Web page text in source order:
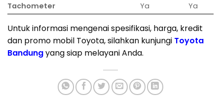
Tachometer
Ya Ya
Untuk informasi mengenai spesifikasi, harga, kredit
dan promo mobil Toyota, silahkan kunjungi Toyota
Bandungyang siap melayani Anda.